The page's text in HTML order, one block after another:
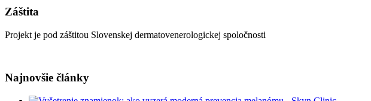
Záštita
Projekt je pod záštitou Slovenskej dermatovenerologickej spoločnosti
Najnovšie články